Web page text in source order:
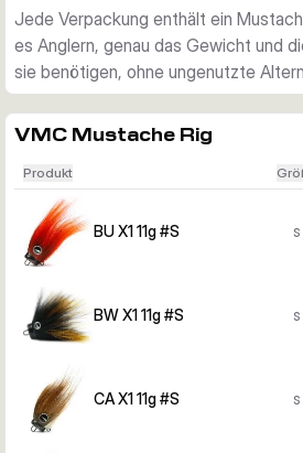
Jede Verpackung enthält ein
es Anglern, genau das Gewicht und
sie benötigen, ohne ungenutzte
VMC Mustache Rig
Produkt
BU X1 11g #S s
BW X1 11g #S s
CA X1 11g #S s